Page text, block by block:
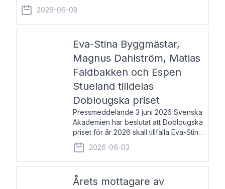
professor i svenska vid Göteborgs universitet. Han
disputerade år 2000 på avhandlingen Författn
2026-06-08
Eva-Stina Byggmästar,
Magnus Dahlström, Matias
Faldbakken och Espen
Stueland tilldelas
Doblougska priset
Pressmeddelande 3 juni 2026 Svenska
Akademien har beslutat att Doblougska
priset för år 2026 skall tillfalla Eva-Stina
Byggmästar, Magnus Dahlström, Matias
Faldbakken samt Espen Stueland.
Prisbeloppet är 200 000 svenska
2026-06-03
Årets mottagare av